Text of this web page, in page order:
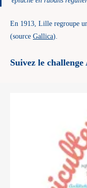
En 1913, Lille regroupe
(source Gallica).
Suivez le challenge